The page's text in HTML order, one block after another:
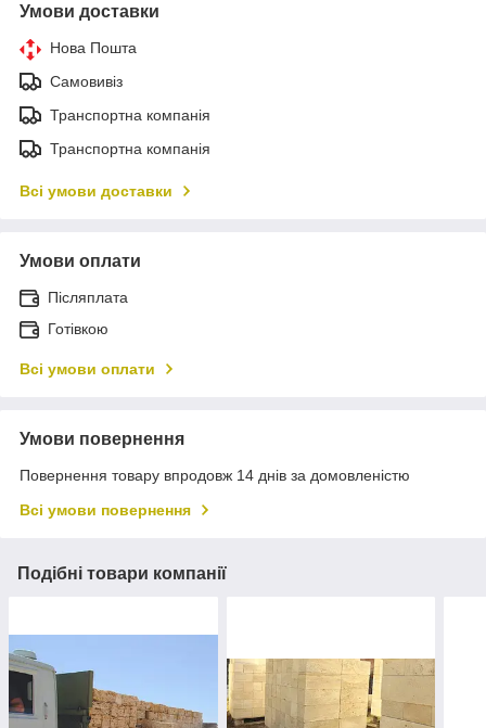
Умови доставки
Нова Пошта
Самовивіз
Транспортна компанія
Транспортна компанія
Всі умови доставки
Умови оплати
Післяплата
Готівкою
Всі умови оплати
Умови повернення
Повернення товару впродовж 14 днів за домовленістю
Всі умови повернення
Подібні товари компанії